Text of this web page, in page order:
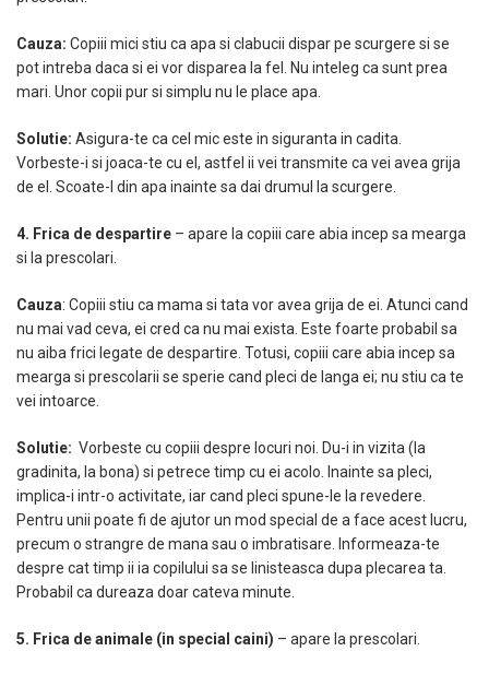
Cauza: Copiii mici stiu ca apa si clabucii dispar pe scurgere si se
pot intreba daca si ei vor disparea la fel. Nu inteleg ca sunt prea
mari. Unor copii pur si simplu nu le place apa.
Solutie: Asigura-te ca cel mic este in siguranta in cadita.
Vorbeste-i si joaca-te cu el, astfel ii vei transmite ca vei avea grija
de el. Scoate-l din apa inainte sa dai drumul la scurgere.
4. Frica de despartire – apare la copiii care abia incep sa mearga
si la prescolari.
Cauza: Copiii stiu ca mama si tata vor avea grija de ei. Atunci cand
nu mai vad ceva, ei cred ca nu mai exista. Este foarte probabil sa
nu aiba frici legate de despartire. Totusi, copiii care abia incep sa
mearga si prescolarii se sperie cand pleci de langa ei; nu stiu ca te
vei intoarce.
Solutie: Vorbeste cu copiii despre locuri noi. Du-i in vizita (la
gradinita, la bona) si petrece timp cu ei acolo. Inainte sa pleci,
implica-i intr-o activitate, iar cand pleci spune-le la revedere.
Pentru unii poate fi de ajutor un mod special de a face acest lucru,
precum o strangre de mana sau o imbratisare. Informeaza-te
despre cat timp ii ia copilului sa se linisteasca dupa plecarea ta.
Probabil ca dureaza doar cateva minute.
5. Frica de animale (in special caini) – apare la prescolari.